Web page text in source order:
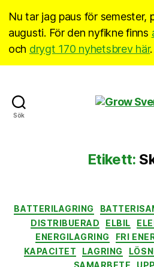
Nu tar jag paus för semester,
augusti. För den nyfikne finns
och drygt 170 nyhetsbrev här
Sök
Etikett:
BATTERILAGRING
DISTRIBUERAD
ELBIL
ENERGILAGRING
FRI
KAPACITET
LAGRING
SAMARBETE